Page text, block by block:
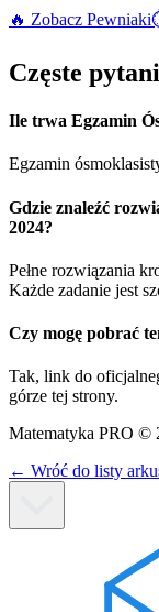
🔥 Zobacz Pewniaki
Częste
Ile trwa Egzamin
Egzamin
Gdzie znaleźć
2024?
Pełne rozwiązania
Każde zadanie jest
Czy mogę pobrać
Tak, link do
górze tej strony.
Matematyka PRO ©
← Wróć do listy